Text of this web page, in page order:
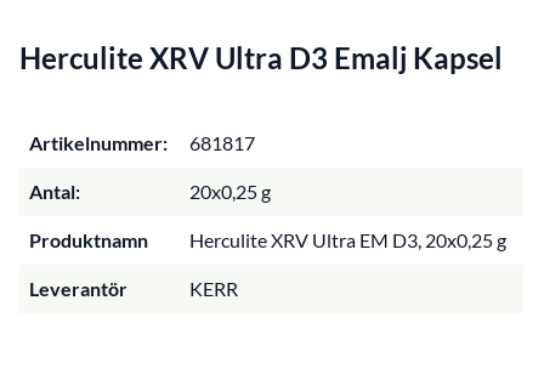
Herculite XRV Ultra D3 Emalj Kapsel
Artikelnummer: 681817
Antal: 20x0,25 g
Produktnamn Herculite XRV Ultra EM D3, 20x0,25 g
Leverantör KERR